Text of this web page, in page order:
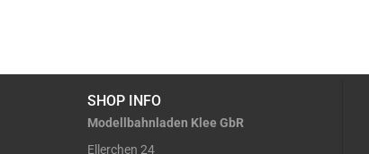
SHOP INFO
Modellbahnladen Klee GbR
Ellerchen 24